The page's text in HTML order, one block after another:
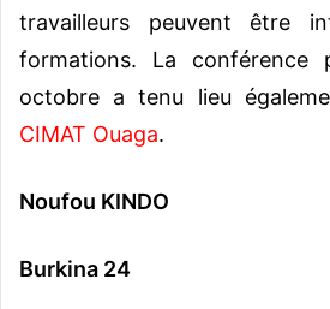
travailleurs peuvent être
formations. La conférence
octobre a tenu lieu
CIMAT Ouaga.
Noufou KINDO
Burkina 24